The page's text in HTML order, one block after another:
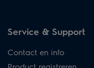
Service & Support
Contact en info